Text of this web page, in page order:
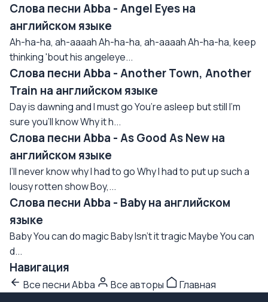
Слова песни Abba - Angel Eyes на
английском языке
Ah-ha-ha, ah-aaaah Ah-ha-ha, ah-aaaah Ah-ha-ha, keep
thinking 'bout his angeleye...
Слова песни Abba - Another Town, Another
Train на английском языке
Day is dawning and I must go You’re asleep but still I’m
sure you’ll know Why it h...
Слова песни Abba - As Good As New на
английском языке
I’ll never know why I had to go Why I had to put up such a
lousy rotten show Boy,...
Слова песни Abba - Baby на английском
языке
Baby You can do magic Baby Isn’t it tragic Maybe You can
d...
Навигация
Все песни Abba Все авторы Главная